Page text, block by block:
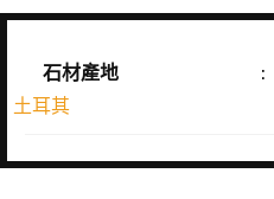
石材產地
:
土耳其